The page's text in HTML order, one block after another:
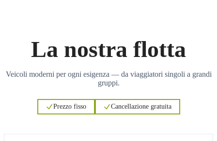
La nostra flotta
Veicoli moderni per ogni esigenza — da viaggiatori singoli a grandi
gruppi.
Prezzo fisso Cancellazione gratuita